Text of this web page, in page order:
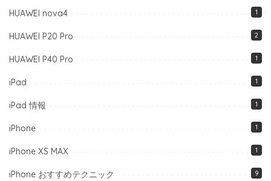
HUAWEI nova4 1
HUAWEI P20 Pro 2
HUAWEI P40 Pro 1
iPad 1
iPad 情報 1
iPhone 1
iPhone XS MAX 1
iPhone おすすめテクニック 9